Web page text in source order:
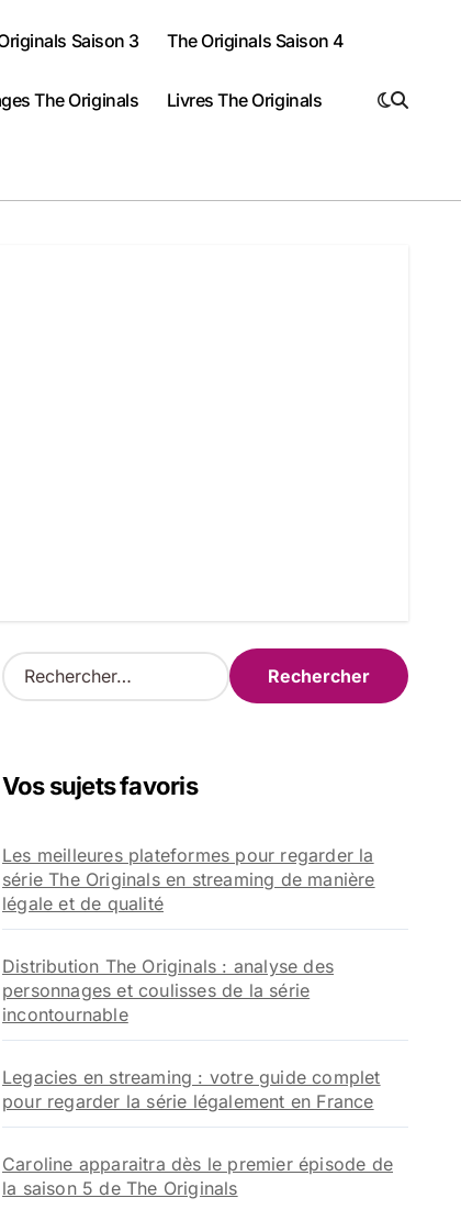
Saison 3 The Originals Saison 4
The Originals Livres The Originals
R
e
r
e
r
:
Vos sujets favoris
Les meilleures plateformes pour regarder la
série The Originals en streaming de manière
légale et de qualité
Distribution The Originals : analyse des
personnages et coulisses de la série
incontournable
Legacies en streaming : votre guide complet
pour regarder la série légalement en France
Caroline apparaitra dès le premier épisode de
la saison 5 de The Originals